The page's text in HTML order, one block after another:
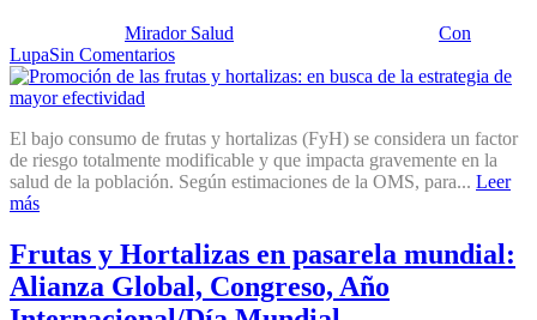
Mirador Salud
Con
LupaSin Comentarios
El bajo consumo de frutas y hortalizas (FyH) se considera un factor
de riesgo totalmente modificable y que impacta gravemente en la
salud de la población. Según estimaciones de la OMS, para... Leer
más
Frutas y Hortalizas en pasarela mundial:
Alianza Global, Congreso, Año